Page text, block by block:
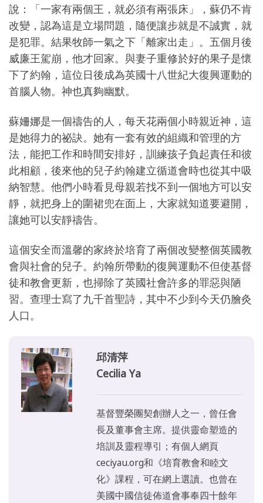
說：「一家有兩個王，就必須有兩張床」，蘇仍不肯
改變，認為這是立場問題，隨便讓步就是不誠實，就
是犯罪。結果牧師一氣之下「離家出走」。五個月後
威廉王駕崩，他才回家。與妻子重修於好的果子是懷
下了約翰，這位日後成為英國十八世紀大復興運動的
首腦人物。神也真夠幽默。
蘇姍娜是一個禱告的人，每天花兩個小時親近神，這
是她得力的祕訣。她有一套有效的組織和管理的方
法，能把工作和時間安排好，訓練孩子負起責任和彼
此相顧，後來他的兒子約翰建立循道會時也從其中吸
納智慧。他們小時看見母親若找不到一個地方可以安
靜，就把身上的圍裙兜在面上，大家就知道要避開，
讓她可以安靜禱告。
這個安全而溫馨的家終於培育了兩個改變整個英國教
會與社會的兒子。約翰所帶動的復興運動不但使基督
徒和教會更新，也掃除了英國社會許多的罪惡與陋
習。查理士寫了九千首聖詩，其中不少到今天仍膾灸
人口。
邱清萍
Cecilia Ya
基督豐榮團契創辦人之一，曾任會
長及董事會主席。提供靈命塑造的
培訓及靈程導引；有個人網頁
ceciyau.org和《培育教會和睦文
化》課程，可在網上選讀。也曾在
美國中國信徒佈道會事奉四十餘年